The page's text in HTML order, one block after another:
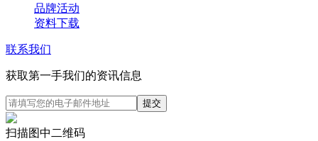
品牌活动
资料下载
联系我们
获取第一手我们的资讯信息
扫描图中二维码